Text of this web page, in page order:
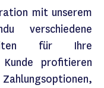
mit unserem
verschiedene
für Ihre
profitieren